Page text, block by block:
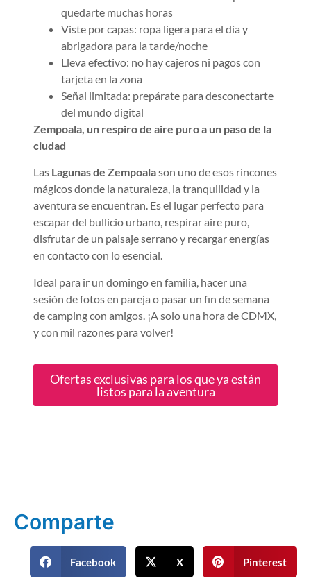
quedarte muchas horas
Viste por capas: ropa ligera para el día y
abrigadora para la tarde/noche
Lleva efectivo: no hay cajeros ni pagos con
tarjeta en la zona
Señal limitada: prepárate para desconectarte
del mundo digital
Zempoala, un respiro de aire puro a un paso de la
ciudad
Las Lagunas de Zempoalason uno de esos rincones
mágicos donde la naturaleza, la tranquilidad y la
aventura se encuentran. Es el lugar perfecto para
escapar del bullicio urbano, respirar aire puro,
disfrutar de un paisaje serrano y recargar energías
en contacto con lo esencial.
Ideal para ir un domingo en familia, hacer una
sesión de fotos en pareja o pasar un fin de semana
de camping con amigos. ¡A solo una hora de CDMX,
y con mil razones para volver!
Ofertas exclusivas para los que ya están
listos para la aventura
Comparte
Facebook X Pinterest